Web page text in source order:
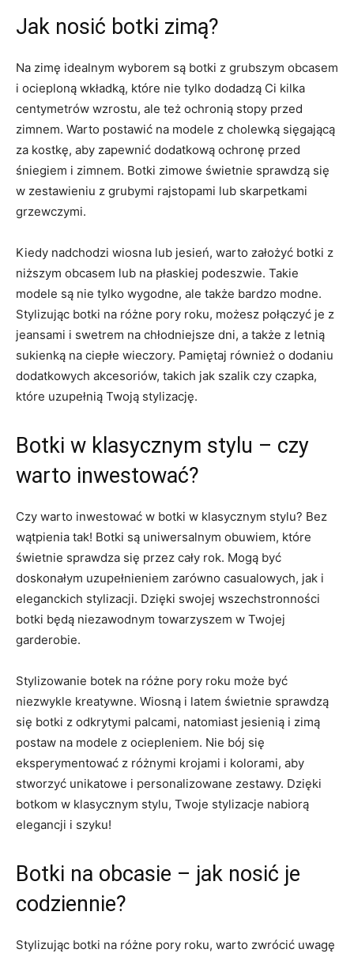
Jak nosić botki zimą?
Na zimę idealnym wyborem są botki z grubszym obcasem
i ocieploną wkładką, ⁣które nie tylko dodadzą Ci ⁤kilka
centymetrów wzrostu, ale też ochronią stopy⁢ przed
zimnem. Warto‌ postawić na modele z cholewką sięgającą
za kostkę, aby zapewnić dodatkową‌ ochronę⁣ przed
śniegiem i zimnem. Botki ​zimowe świetnie sprawdzą się
w ‍zestawieniu z ⁢grubymi rajstopami lub skarpetkami
grzewczymi.
Kiedy ⁣nadchodzi wiosna lub‍ jesień, warto założyć botki z
niższym obcasem⁤ lub na płaskiej podeszwie. Takie
modele są nie tylko wygodne, ale także bardzo modne.
Stylizując botki ‌na różne⁢ pory roku, możesz połączyć je z
jeansami i swetrem na chłodniejsze dni, a także z letnią
sukienką ⁢na ciepłe wieczory. ⁢Pamiętaj również​ o⁤ dodaniu
dodatkowych akcesoriów, takich jak szalik czy czapka,
które uzupełnią Twoją stylizację.
Botki w klasycznym stylu⁢ – czy
warto inwestować?
Czy warto inwestować w botki w klasycznym stylu? Bez
wątpienia ‌tak! Botki‍ są uniwersalnym obuwiem, które
świetnie sprawdza się przez cały rok. Mogą być
doskonałym ⁣uzupełnieniem zarówno casualowych, jak i
⁣eleganckich stylizacji.⁣ Dzięki swojej wszechstronności
botki będą niezawodnym towarzyszem w Twojej
garderobie.
Stylizowanie botek na różne pory roku​ może być
niezwykle kreatywne. Wiosną i latem świetnie sprawdzą
się botki z odkrytymi palcami, natomiast⁤ jesienią i zimą
postaw ⁢na modele z ociepleniem. Nie ​bój się‌
eksperymentować z ‌różnymi krojami i kolorami, aby⁢
stworzyć unikatowe i personalizowane zestawy. Dzięki
botkom w klasycznym stylu, Twoje stylizacje nabiorą
elegancji​ i szyku!
Botki na obcasie – jak ​nosić je
codziennie?
Stylizując botki ⁢na różne pory roku, warto ​zwrócić uwagę